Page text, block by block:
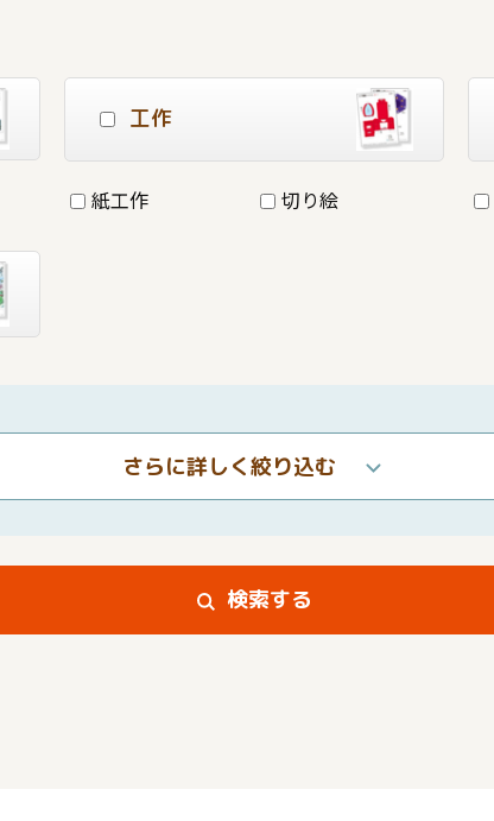
工作
紙工作 切り絵
さらに詳しく絞り込む
検索する